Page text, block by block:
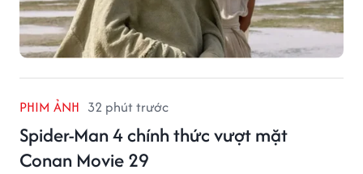
PHIM ẢNH 32 phút trước
Spider-Man 4 chính thức vượt mặt
Conan Movie 29